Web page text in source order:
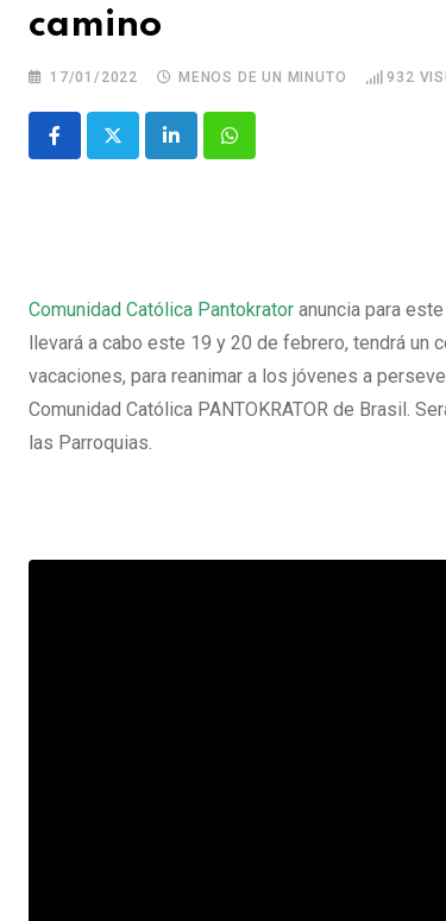
camino
17/01/2022 MENOS DE UN MINUTO 932
Comunidad Católica Pantokrator anuncia para
llevará a cabo este 19 y 20 de febrero, tendrá
vacaciones, para reanimar a los jóvenes a
Comunidad Católica PANTOKRATOR de Brasil.
las Parroquias.